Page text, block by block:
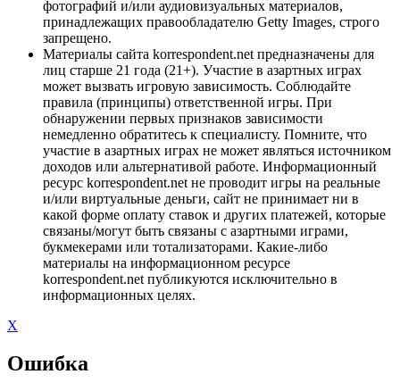
фотографий и/или аудиовизуальных материалов,
принадлежащих правообладателю Getty Images, строго
запрещено.
Материалы сайта korrespondent.net предназначены для
лиц старше 21 года (21+). Участие в азартных играх
может вызвать игровую зависимость. Соблюдайте
правила (принципы) ответственной игры. При
обнаружении первых признаков зависимости
немедленно обратитесь к специалисту. Помните, что
участие в азартных играх не может являться источником
доходов или альтернативой работе. Информационный
ресурс korrespondent.net не проводит игры на реальные
и/или виртуальные деньги, сайт не принимает ни в
какой форме оплату ставок и других платежей, которые
связаны/могут быть связаны с азартными играми,
букмекерами или тотализаторами. Какие-либо
материалы на информационном ресурсе
korrespondent.net публикуются исключительно в
информационных целях.
X
Ошибка